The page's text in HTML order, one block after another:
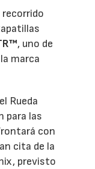
, uno de
marca
Rueda
para las
con
cita de la
previsto